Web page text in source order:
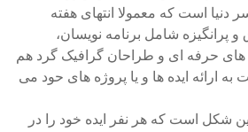
دنیا است که معمولا انتهای هفته
و پرانگیزه شامل برنامه نویسان،
های حرفه ای و طراحان گرافیک گرد هم
مدت ۵۶ ساعت به ارائه ایده ها و یا پروژه های حود می
شکل است که هر نفر ایده خود را در